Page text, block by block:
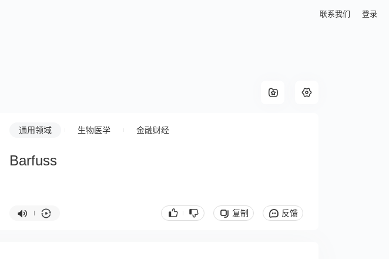
联系我们 登录
通用领域 生物医学 金融财经
Barfuss
复制 反馈